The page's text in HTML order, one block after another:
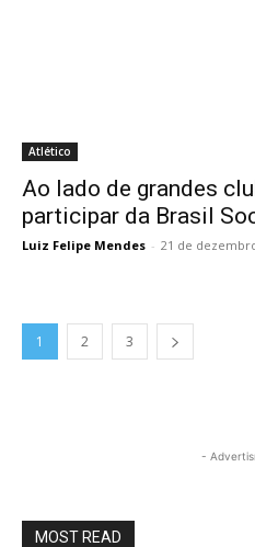
Atlético
Ao lado de grandes
participar da Brasil
Luiz Felipe Mendes - 21 de
1 2 3
-
MOST READ